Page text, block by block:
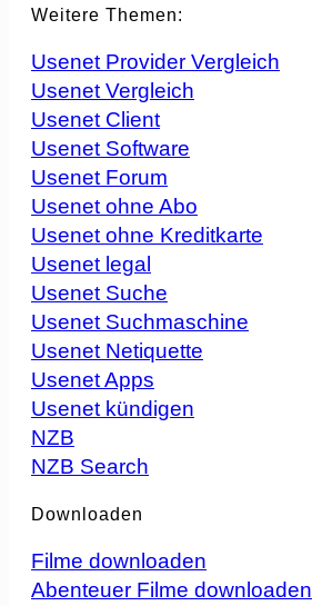
Weitere Themen:
Usenet Provider Vergleich
Usenet Vergleich
Usenet Client
Usenet Software
Usenet Forum
Usenet ohne Abo
Usenet ohne Kreditkarte
Usenet legal
Usenet Suche
Usenet Suchmaschine
Usenet Netiquette
Usenet Apps
Usenet kündigen
NZB
NZB Search
Downloaden
Filme downloaden
Abenteuer Filme downloaden